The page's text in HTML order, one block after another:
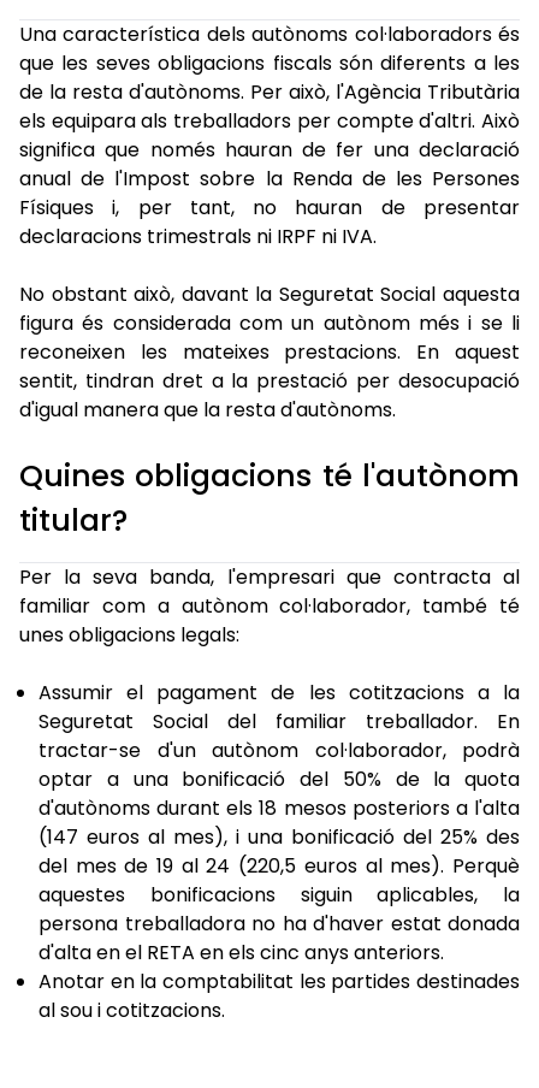
Una característica dels autònoms col·laboradors és
que les seves obligacions fiscals són diferents a les
de la resta d'autònoms. Per això, l'Agència Tributària
els equipara als treballadors per compte d'altri. Això
significa que només hauran de fer una declaració
anual de l'Impost sobre la Renda de les Persones
Físiques i, per tant, no hauran de presentar
declaracions trimestrals ni IRPF ni IVA.
No obstant això, davant la Seguretat Social aquesta
figura és considerada com un autònom més i se li
reconeixen les mateixes prestacions. En aquest
sentit, tindran dret a la prestació per desocupació
d'igual manera que la resta d'autònoms.
Quines obligacions té l'autònom
titular?
Per la seva banda, l'empresari que contracta al
familiar com a autònom col·laborador, també té
unes obligacions legals:
Assumir el pagament de les cotitzacions a la
Seguretat Social del familiar treballador. En
tractar-se d'un autònom col·laborador, podrà
optar a una bonificació del 50% de la quota
d'autònoms durant els 18 mesos posteriors a l'alta
(147 euros al mes), i una bonificació del 25% des
del mes de 19 al 24 (220,5 euros al mes). Perquè
aquestes bonificacions siguin aplicables, la
persona treballadora no ha d'haver estat donada
d'alta en el RETA en els cinc anys anteriors.
Anotar en la comptabilitat les partides destinades
al sou i cotitzacions.